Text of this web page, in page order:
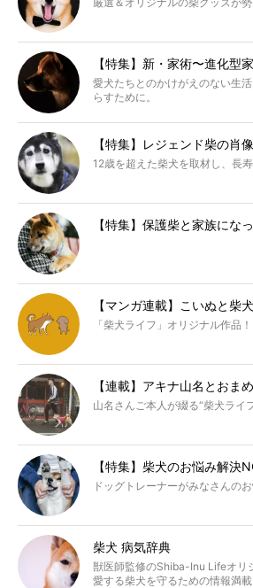
【特集】新・家術〜進化型
愛犬たちとのかけがえのない生
らすために。
【特集】レジェンド柴の肖
12歳を超えた柴犬を取材し、長寿
【特集】保護柴と家族にな
【マンガ連載】こいぬと柴犬
「柴犬ライフ」オリジナル作品！
【連載】アキナ山名とおま
山名さんご本人が綴る“柴犬ライ
【特集】柴犬のお悩み解決
ドッグトレーナーがみなさんの
柴犬 病気辞典
獣医師監修のShiba-Inu Lifeオリ
愛する柴犬を守るための情報満載